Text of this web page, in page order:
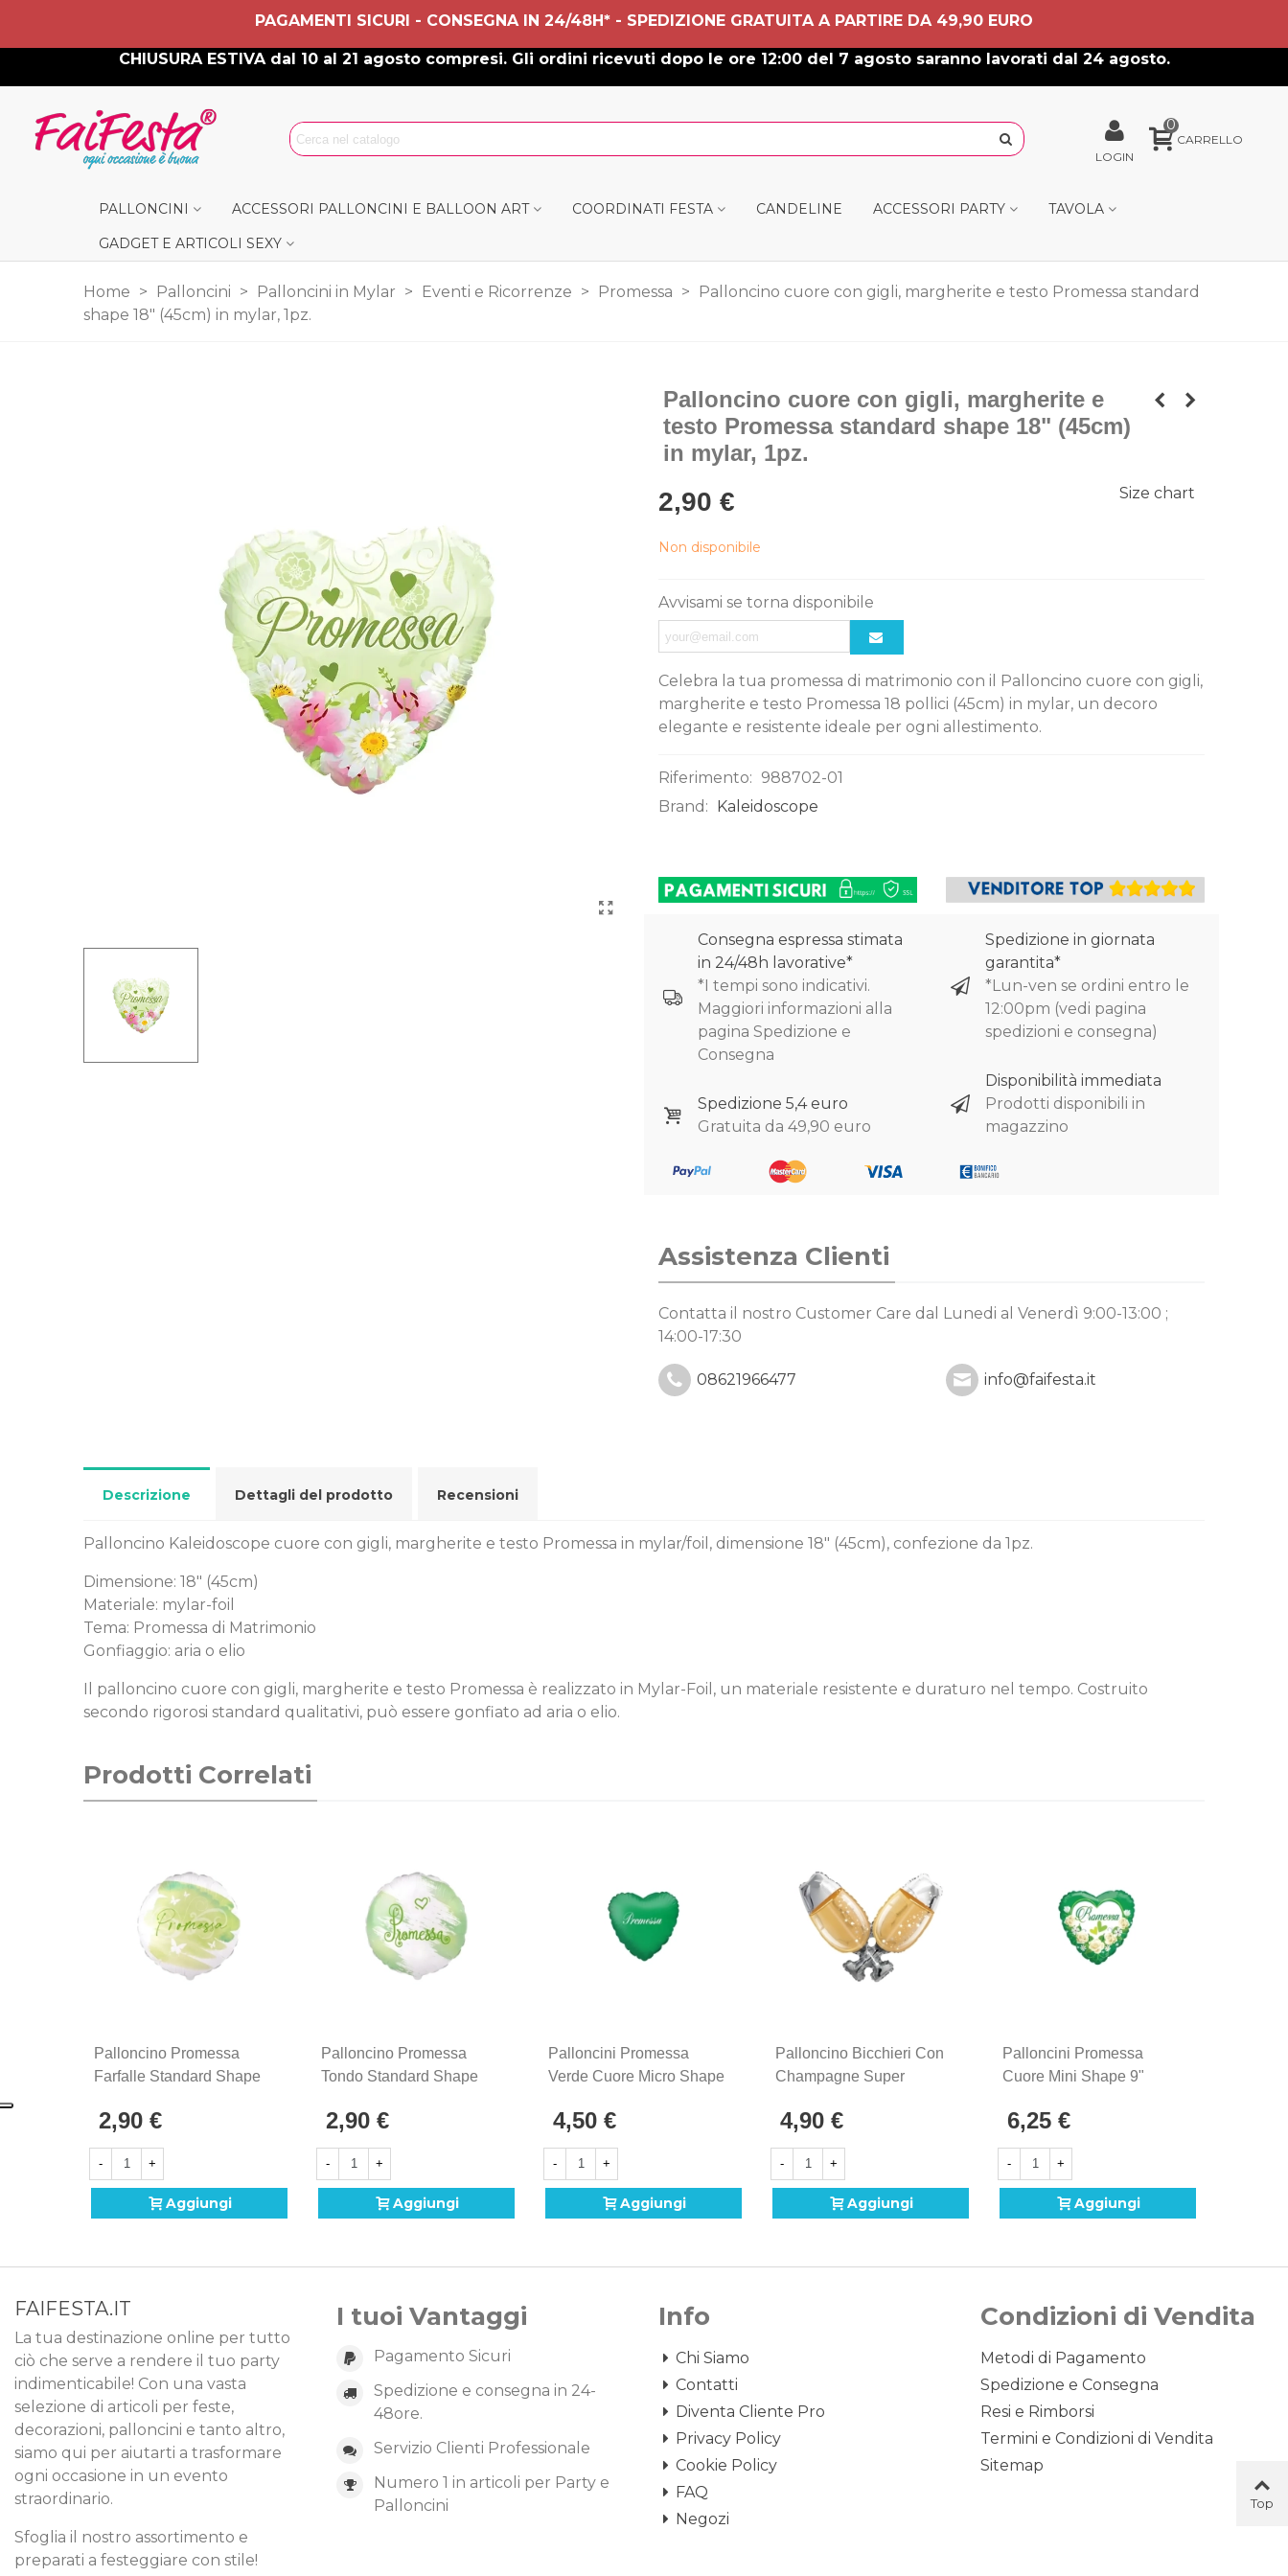
PAGAMENTI SICURI - CONSEGNA IN 24/48H* - SPEDIZIONE GRATUITA A PARTIRE DA 49,90 EURO
CHIUSURA ESTIVA dal 10 al 21 agosto compresi. Gli ordini ricevuti dopo le ore 12:00 del 7 agosto saranno lavorati dal 24 agosto.
LOGIN
0
CARRELLO
PALLONCINI ACCESSORI PALLONCINI E BALLOON ART COORDINATI FESTA CANDELINE ACCESSORI PARTY
TAVOLA
GADGET E ARTICOLI SEXY
Home > Palloncini > Palloncini in Mylar > Eventi e Ricorrenze > Promessa > Palloncino cuore con gigli, margherite e testo Promessa standard
shape 18" (45cm) in mylar, 1pz.
Palloncino cuore con gigli, margherite e
testo Promessa standard shape 18" (45cm)
in mylar, 1pz.
2,90 € Size chart
Non disponibile
Avvisami se torna disponibile
Celebra la tua promessa di matrimonio con il Palloncino cuore con gigli,
margherite e testo Promessa 18 pollici (45cm) in mylar, un decoro
elegante e resistente ideale per ogni allestimento.
Riferimento: 988702-01
Brand: Kaleidoscope
Consegna espressa stimata
in 24/48h lavorative*
*I tempi sono indicativi.
Maggiori informazioni alla
pagina Spedizione e
Consegna
Spedizione 5,4 euro
Gratuita da 49,90 euro
Spedizione in giornata
garantita*
*Lun-ven se ordini entro le
12:00pm (vedi pagina
spedizioni e consegna)
Disponibilità immediata
Prodotti disponibili in
magazzino
Assistenza Clienti
Contatta il nostro Customer Care dal Lunedi al Venerdì 9:00-13:00 ;
14:00-17:30
08621966477 info@faifesta.it
Descrizione Dettagli del prodotto Recensioni
Palloncino Kaleidoscope cuore con gigli, margherite e testo Promessa in mylar/foil, dimensione 18" (45cm), confezione da 1pz.
Dimensione: 18" (45cm)
Materiale: mylar-foil
Tema: Promessa di Matrimonio
Gonfiaggio: aria o elio
Il palloncino cuore con gigli, margherite e testo Promessa è realizzato in Mylar-Foil, un materiale resistente e duraturo nel tempo. Costruito
secondo rigorosi standard qualitativi, può essere gonfiato ad aria o elio.
Prodotti Correlati
Palloncino Promessa
Farfalle Standard Shape
2,90 €
- +
Aggiungi
Palloncino Promessa
Tondo Standard Shape
2,90 €
- +
Aggiungi
Palloncini Promessa
Verde Cuore Micro Shape
4,50 €
- +
Aggiungi
Palloncino Bicchieri Con
Champagne Super
Mylar, 1pz.
4,90 €
- +
Aggiungi
Palloncini Promessa
Cuore Mini Shape 9"
6,25 €
- +
Aggiungi
FAIFESTA.IT
La tua destinazione online per tutto
ciò che serve a rendere il tuo party
indimenticabile! Con una vasta
selezione di articoli per feste,
decorazioni, palloncini e tanto altro,
siamo qui per aiutarti a trasformare
ogni occasione in un evento
straordinario.
Sfoglia il nostro assortimento e
preparati a festeggiare con stile!
I tuoi Vantaggi
Pagamento Sicuri
Spedizione e consegna in 24-
48ore.
Servizio Clienti Professionale
Numero 1 in articoli per Party e
Palloncini
Info
Chi Siamo
Contatti
Diventa Cliente Pro
Privacy Policy
Cookie Policy
FAQ
Negozi
Condizioni di Vendita
Metodi di Pagamento
Spedizione e Consegna
Resi e Rimborsi
Termini e Condizioni di Vendita
Sitemap
Top